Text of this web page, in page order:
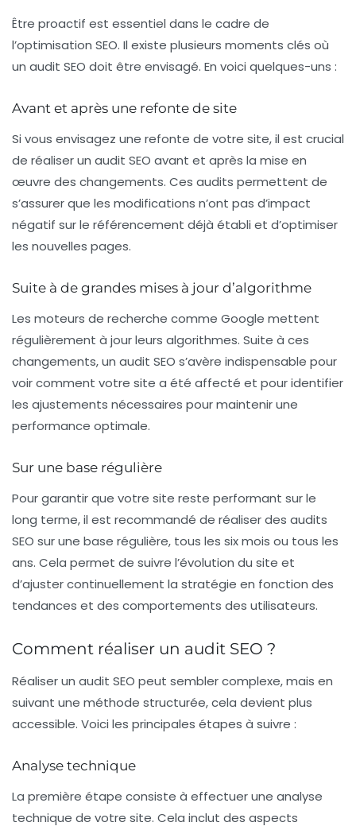
Être proactif est essentiel dans le cadre de
l’optimisation SEO. Il existe plusieurs moments clés où
un audit SEO doit être envisagé. En voici quelques-uns :
Avant et après une refonte de site
Si vous envisagez une refonte de votre site, il est crucial
de réaliser un audit SEO avant et après la mise en
œuvre des changements. Ces audits permettent de
s’assurer que les modifications n’ont pas d’impact
négatif surle référencement déjà établi et d’optimiser
les nouvelles pages.
Suite à de grandes mises à jour d’algorithme
Les moteurs de recherche comme Google mettent
régulièrement à jour leurs algorithmes. Suite à ces
changements, un audit SEO s’avère indispensable pour
voir comment votre site a été affecté et pour identifier
les ajustements nécessaires pour maintenir une
performance optimale.
Sur une base régulière
Pour garantir que votre site reste performant sur le
long terme, il est recommandé de réaliser des audits
SEO sur une base régulière, tous les six mois ou tous les
ans. Cela permet de suivre l’évolution du site et
d’ajuster continuellement la stratégie en fonction des
tendances et des comportements des utilisateurs.
Comment réaliser un audit SEO ?
Réaliser un audit SEO peut sembler complexe, mais en
suivant une méthode structurée, cela devient plus
accessible. Voici les principales étapes à suivre :
Analyse technique
La première étape consiste à effectuer une analyse
technique de votre site. Cela inclut des aspects